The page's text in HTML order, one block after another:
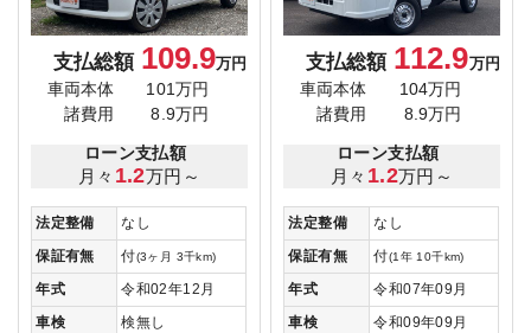
支払総額 109.9万円
車両本体
101万円
諸費用
8.9万円
ローン支払額
月々 1.2万円～
法定整備
なし
保証有無
付(3ヶ月 3千km)
年式
令和02年12月
車検
検無し
支払総額 112.9万円
車両本体
104万円
諸費用
8.9万円
ローン支払額
月々 1.2万円～
法定整備
なし
保証有無
付(1年 10千km)
年式
令和07年09月
車検
令和09年09月